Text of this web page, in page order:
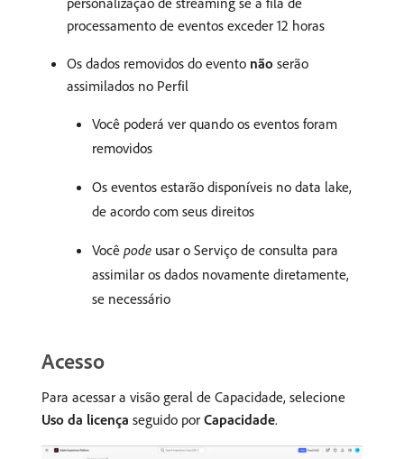
processamento de eventos exceder 12 horas
Os dados removidos do evento não serão
assimilados no Perfil
Você poderá ver quando os eventos foram
removidos
Os eventos estarão disponíveis no data lake,
de acordo com seus direitos
Você pode usar o Serviço de consulta para
assimilar os dados novamente diretamente,
se necessário
Acesso
Para acessar a visão geral de Capacidade, selecione
Uso da licença seguido por Capacidade.